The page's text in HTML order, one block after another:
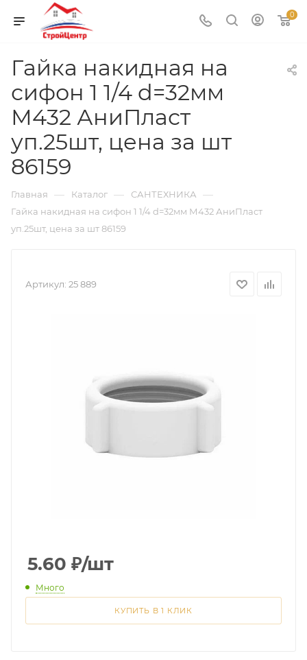
0
Гайка накидная на
сифон 1 1/4 d=32мм
М432 АниПласт
уп.25шт, цена за шт
86159
Главная — Каталог — САНТЕХНИКА —
Гайка накидная на сифон 1 1/4 d=32мм М432 АниПласт
уп.25шт, цена за шт 86159
Артикул: 25 889
5.60 ₽/шт
Много
КУПИТЬ В 1 КЛИК